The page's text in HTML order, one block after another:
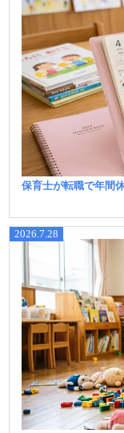
保育士が転職で年間
2026.7.28